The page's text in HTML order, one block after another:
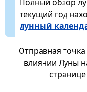
Полный обзор
текущий год
лунный
Отправная
влиянии Луны
странице